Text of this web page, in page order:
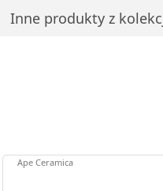
Inne produkty z
Ape Ceramica